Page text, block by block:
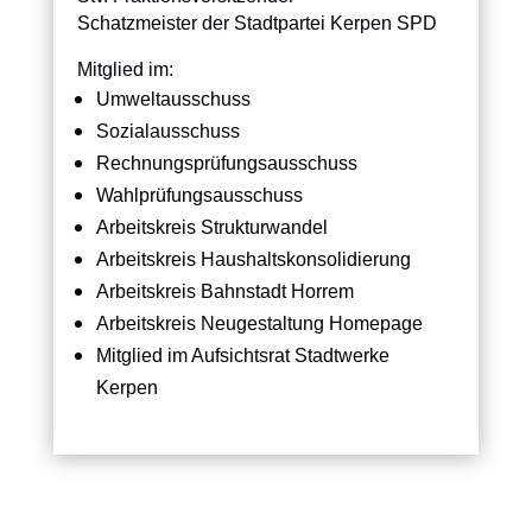
Schatzmeister der Stadtpartei Kerpen SPD
Mitglied im:
Umweltausschuss
Sozialausschuss
Rechnungsprüfungsausschuss
Wahlprüfungsausschuss
Arbeitskreis Strukturwandel
Arbeitskreis Haushaltskonsolidierung
Arbeitskreis Bahnstadt Horrem
Arbeitskreis Neugestaltung Homepage
Mitglied im Aufsichtsrat Stadtwerke
Kerpen